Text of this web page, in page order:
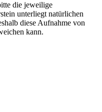
die jeweilige
unterliegt natürlichen
diese Aufnahme von
kann.